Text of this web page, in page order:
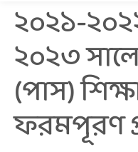
২০২১-
২০২৩
(পাস)
ফরমপূরণ